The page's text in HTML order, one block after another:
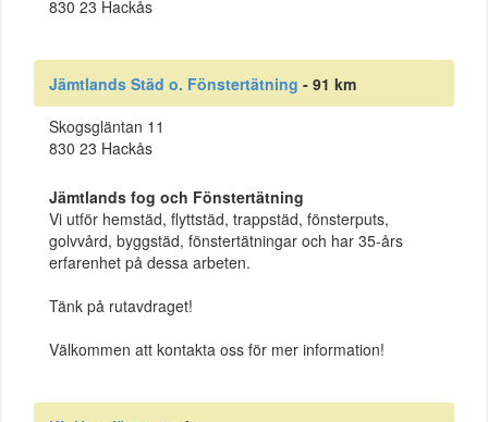
830 23 Hackås
Jämtlands Städ o. Fönstertätning - 91 km
Skogsgläntan 11
830 23 Hackås
Jämtlands fog och Fönstertätning
Vi utför hemstäd, flyttstäd, trappstäd, fönsterputs,
golvvård, byggstäd, fönstertätningar och har 35-års
erfarenhet på dessa arbeten.
Tänk på rutavdraget!
Välkommen att kontakta oss för mer information!